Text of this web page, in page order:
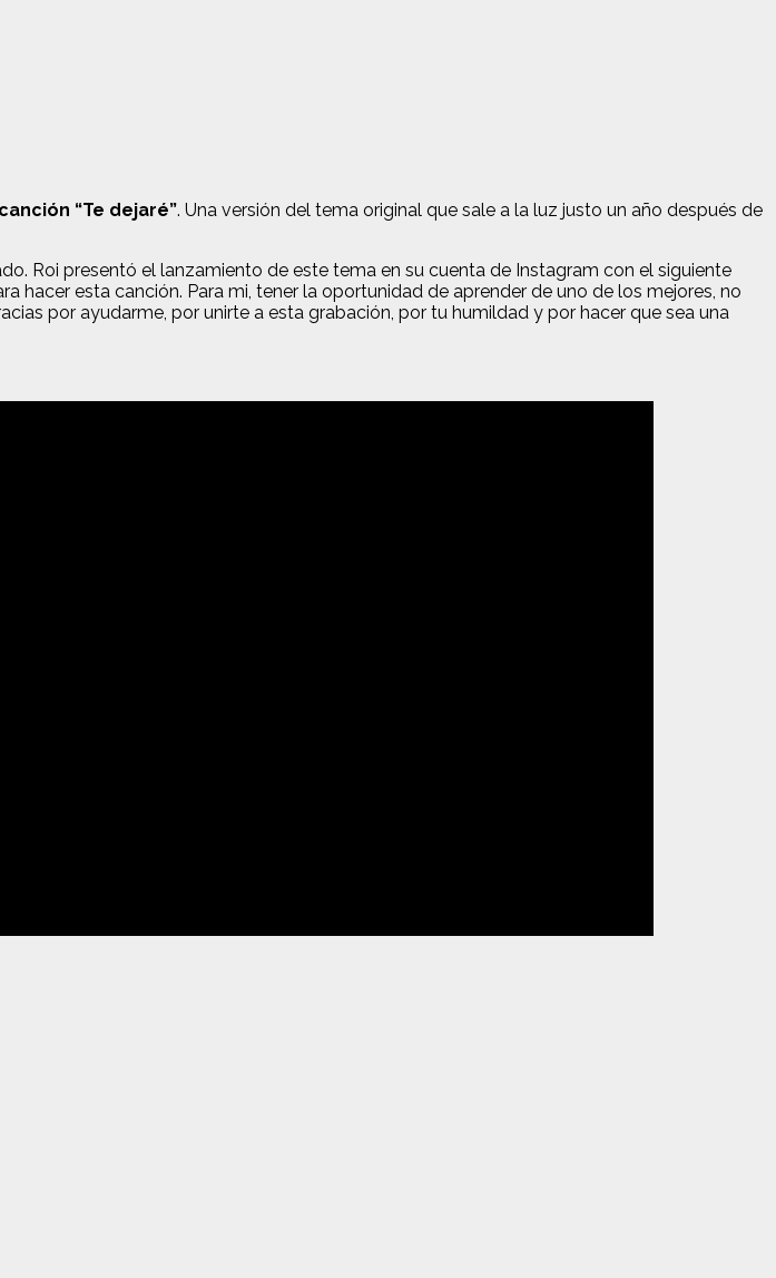
“Te dejaré”. Una versión del tema original que sale a la luz justo un año después de
Roi presentó el lanzamiento de este tema en su cuenta de Instagram con el siguiente
esta canción. Para mi, tener la oportunidad de aprender de uno de los mejores, no
por ayudarme, por unirte a esta grabación, por tu humildad y por hacer que sea una